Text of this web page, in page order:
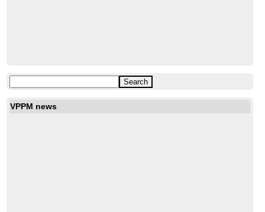
VPPM news